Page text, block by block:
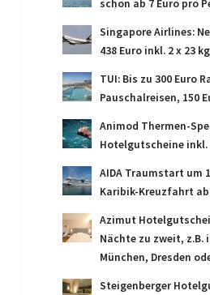
schon ab 7 Euro pro
Singapore Airlines:
438 Euro inkl. 2 x 23
TUI: Bis zu 300 Euro
Pauschalreisen, 150
Animod Thermen-
Hotelgutscheine
AIDA Traumstart um
Karibik-Kreuzfahrt ab
Azimut
Nächte zu zweit, z.B.
München, Dresden
Steigenberger